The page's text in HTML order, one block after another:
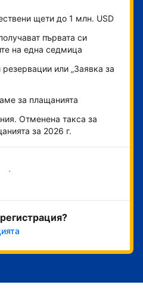
щети до 1 млн. USD
първата си
на една седмица
или „Заявка за
за плащанията
Отменена такса за
за 2026 г.